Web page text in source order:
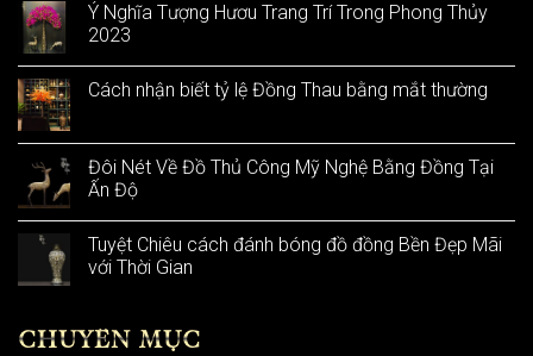
Ý Nghĩa Tượng Hươu Trang Trí Trong Phong Thủy
2023
Cách nhận biết tỷ lệ Đồng Thau bằng mắt thường
Đôi Nét Về Đồ Thủ Công Mỹ Nghệ Bằng Đồng Tại
Ấn Độ
Tuyệt Chiêu cách đánh bóng đồ đồng Bền Đẹp Mãi
với Thời Gian
CHUYÊN MỤC